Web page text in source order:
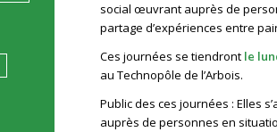
social œuvrant auprès de
partage d’expériences entre
Ces journées se tiendront le
au Technopôle de l’Arbois.
Public des ces journées : Elles
auprès de personnes en